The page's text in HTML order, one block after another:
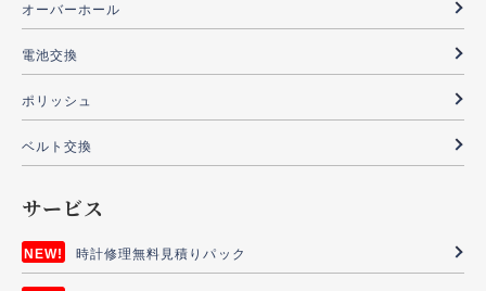
オーバーホール
電池交換
ポリッシュ
ベルト交換
サービス
時計修理無料見積りパック